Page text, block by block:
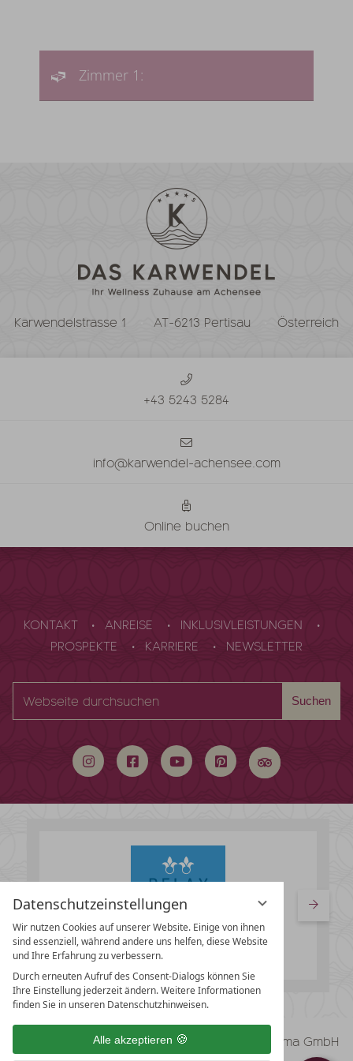
Datenschutzeinstellungen
Wir nutzen Cookies auf unserer Website. Einige von ihnen
sind essenziell, während andere uns helfen, diese Website
und Ihre Erfahrung zu verbessern.
Durch erneuten Aufruf des Consent-Dialogs können Sie
Ihre Einstellung jederzeit ändern. Weitere Informationen
finden Sie in unseren Datenschutzhinweisen.
Alle akzeptieren
Zimmer 1:
Karwendelstrasse 1 AT-6213 Pertisau Österreich
+43 5243 5284
info@karwendel-achensee.com
Online buchen
KONTAKT ANREISE
INKLUSIVLEISTUNGEN
PROSPEKTE
KARRIERE NEWSLETTER
durchsuchen
Suchen
vioma GmbH